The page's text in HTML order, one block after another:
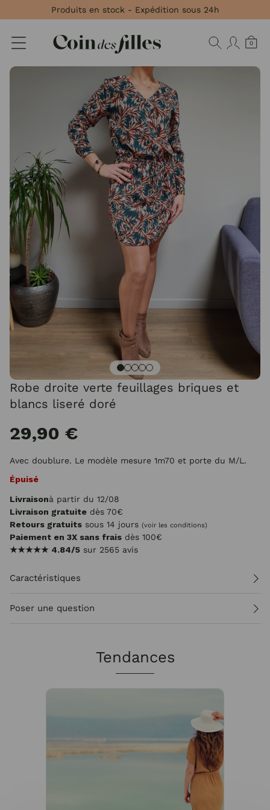
Produits en stock - Expédition sous 24h
0
Robe droite verte feuillages briques et
blancs liseré doré
29,90 €
Avec doublure. Le modèle mesure 1m70 et porte du M/L.
Épuisé
Livraisonà partir du 12/08
Livraison gratuite dès 70€
Retours gratuits sous 14 jours (voir les conditions)
Paiement en 3X sans frais dès 100€
★★★★★ 4.84/5 sur 2565 avis
Caractéristiques
Poser une question
Tendances
Panneau de gestion des cookies